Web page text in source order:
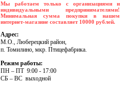
Мы работаем только с организациями и
индивидуальными предпринимателями!
Минимальная сумма покупки в нашем
интернет-магазине составляет 10000 рублей.
Адрес:
М.О., Люберецкий район,
п. Томилино, мкр. Птицефабрика.
Режим работы:
ПH – ПT 9:00 - 17:00
CБ – BC выходной